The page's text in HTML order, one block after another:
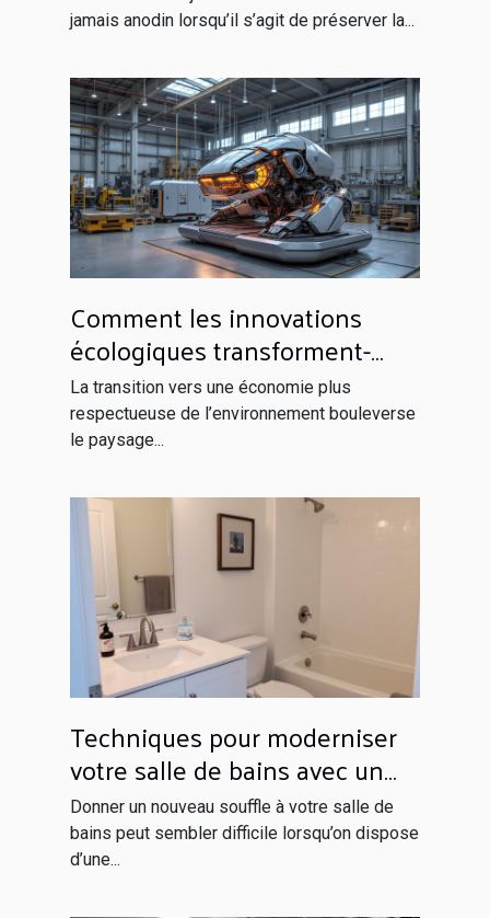
jamais anodin lorsqu’il s’agit de préserver la...
Comment les innovations
écologiques transforment-
elles les industries
traditionnelles ?
La transition vers une économie plus
respectueuse de l’environnement bouleverse
le paysage...
Techniques pour moderniser
votre salle de bains avec un
budget limité
Donner un nouveau souffle à votre salle de
bains peut sembler difficile lorsqu’on dispose
d’une...